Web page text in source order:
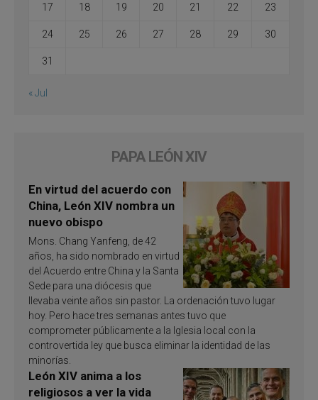
17 18 19 20 21 22 23
24 25 26 27 28 29 30
31
« Jul
PAPA LEÓN XIV
En virtud del acuerdo con
China, León XIV nombra un
nuevo obispo
Mons. Chang Yanfeng, de 42
años, ha sido nombrado en virtud
del Acuerdo entre China y la Santa
Sede para una diócesis que
llevaba veinte años sin pastor. La ordenación tuvo lugar
hoy. Pero hace tres semanas antes tuvo que
comprometer públicamente a la Iglesia local con la
controvertida ley que busca eliminar la identidad de las
minorías.
León XIV anima a los
religiosos a ver la vida